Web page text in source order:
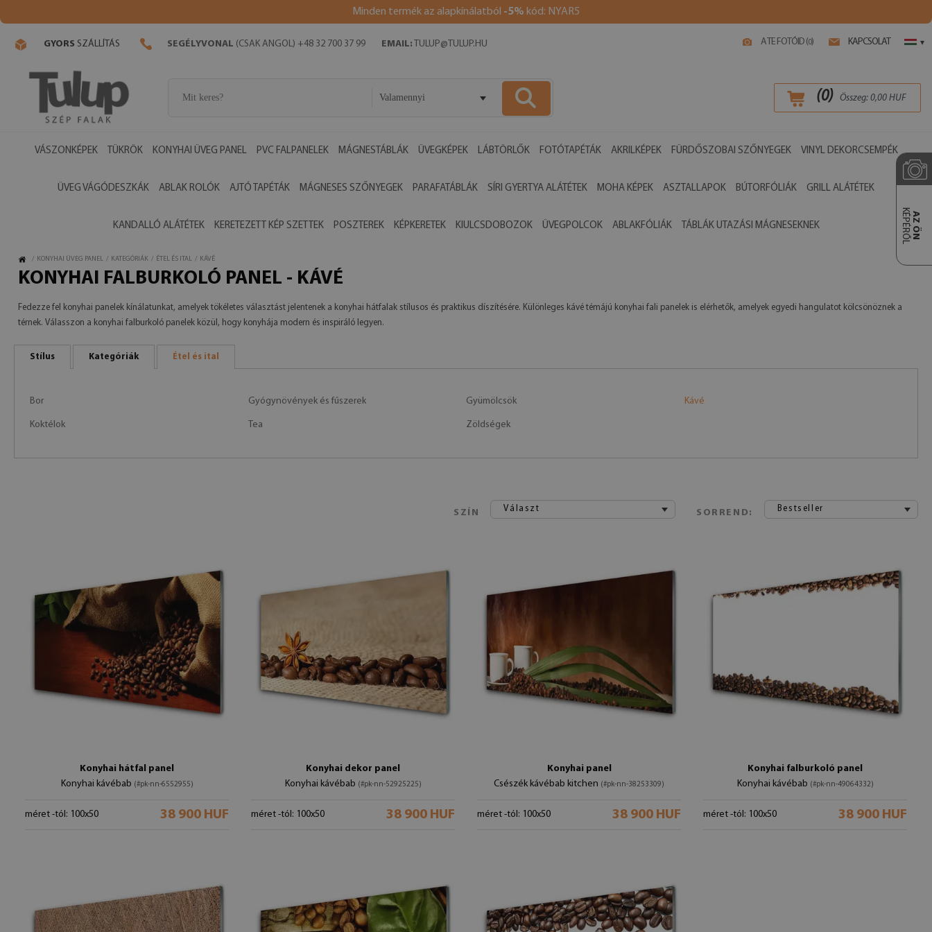
Minden termék az alapkínálatból -5% kód: NYAR5
A TE FOTÓID (0) KAPCSOLAT ▾
GYORS SZÁLLÍTÁS SEGÉLYVONAL (CSAK ANGOL) +48 32 700 37 99 EMAIL: TULUP@TULUP.HU
Valamennyi (0) Összeg: 0,00 HUF
VÁSZONKÉPEK TÜKRÖK KONYHAI ÜVEG PANEL PVC FALPANELEK MÁGNESTÁBLÁK ÜVEGKÉPEK LÁBTÖRLŐK FOTÓTAPÉTÁK AKRILKÉPEK FÜRDŐSZOBAI SZŐNYEGEK VINYL DEKORCSEMPÉK
ÜVEG VÁGÓDESZKÁK ABLAK ROLÓK AJTÓ TAPÉTÁK MÁGNESES SZŐNYEGEK PARAFATÁBLÁK SÍRI GYERTYA ALÁTÉTEK MOHA KÉPEK ASZTALLAPOK BÚTORFÓLIÁK GRILL ALÁTÉTEK
KANDALLÓ ALÁTÉTEK KERETEZETT KÉP SZETTEK POSZTEREK KÉPKERETEK KIULCSDOBOZOK ÜVEGPOLCOK ABLAKFÓLIÁK TÁBLÁK UTAZÁSI MÁGNESEKNEK AZ ÖN
KÉPÉRŐL
/ KONYHAI ÜVEG PANEL / KATEGÓRIÁK / ÉTEL ÉS ITAL / KÁVÉ
KONYHAI FALBURKOLÓ PANEL - KÁVÉ
Fedezze fel konyhai panelek kínálatunkat, amelyek tökéletes választást jelentenek a konyhai hátfalak stílusos és praktikus díszítésére. Különleges kávé témájú konyhai fali panelek is elérhetők, amelyek egyedi hangulatot kölcsönöznek a
térnek. Válasszon a konyhai falburkoló panelek közül, hogy konyhája modern és inspiráló legyen.
Stílus Kategóriák Étel és ital
Bor Gyógynövények és fűszerek Gyümölcsök Kávé
Koktélok Tea Zöldségek
SZÍN Választ SORREND: Bestseller
Konyhai hátfal panel
Konyhai kávébab (#pk-nn-6552955)
méret -tól: 100x50 38 900 HUF
Konyhai dekor panel
Konyhai kávébab (#pk-nn-52925225)
méret -tól: 100x50 38 900 HUF
Konyhai panel
Csészék kávébab kitchen (#pk-nn-38253309)
méret -tól: 100x50 38 900 HUF
Konyhai falburkoló panel
Konyhai kávébab (#pk-nn-49064332)
méret -tól: 100x50 38 900 HUF